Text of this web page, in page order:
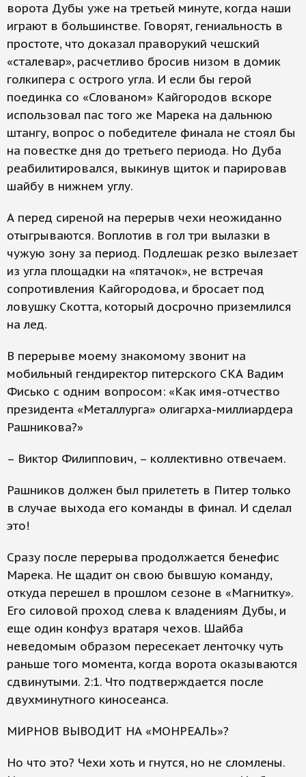
ворота Дубы уже на третьей минуте, когда наши
играют в большинстве. Говорят, гениальность в
простоте, что доказал праворукий чешский
«сталевар», расчетливо бросив низом в домик
голкипера с острого угла. И если бы герой
поединка со «Слованом» Кайгородов вскоре
использовал пас того же Марека на дальнюю
штангу, вопрос о победителе финала не стоял бы
на повестке дня до третьего периода. Но Дуба
реабилитировался, выкинув щиток и парировав
шайбу в нижнем углу.
А перед сиреной на перерыв чехи неожиданно
отыгрываются. Воплотив в гол три вылазки в
чужую зону за период. Подлешак резко вылезает
из угла площадки на «пятачок», не встречая
сопротивления Кайгородова, и бросает под
ловушку Скотта, который досрочно приземлился
на лед.
В перерыве моему знакомому звонит на
мобильный гендиректор питерского СКА Вадим
Фисько с одним вопросом: «Как имя-отчество
президента «Металлурга» олигарха-миллиардера
Рашникова?»
– Виктор Филиппович, – коллективно отвечаем.
Рашников должен был прилететь в Питер только
в случае выхода его команды в финал. И сделал
это!
Сразу после перерыва продолжается бенефис
Марека. Не щадит он свою бывшую команду,
откуда перешел в прошлом сезоне в «Магнитку».
Его силовой проход слева к владениям Дубы, и
еще один конфуз вратаря чехов. Шайба
неведомым образом пересекает ленточку чуть
раньше того момента, когда ворота оказываются
сдвинутыми. 2:1. Что подтверждается после
двухминутного киносеанса.
МИРНОВ ВЫВОДИТ НА «МОНРЕАЛЬ»?
Но что это? Чехи хоть и гнутся, но не сломлены.